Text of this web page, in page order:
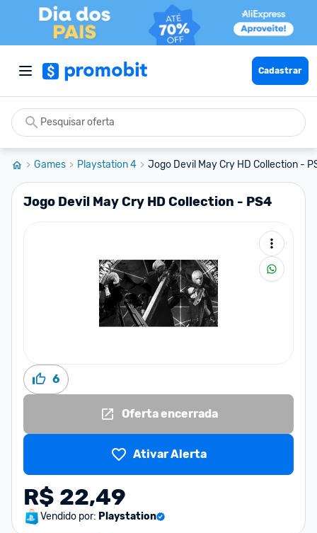
Cadastrar
Games Playstation 4 Jogo Devil May Cry HD Collection -
Jogo Devil May Cry HD Collection - PS4
6
Oferta encerrada
Ativar Alerta
R$ 22,49
Vendido por: Playstation